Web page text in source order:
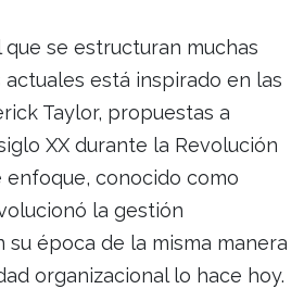
que se estructuran muchas
está inspirado en las
Taylor, propuestas a
XX durante la Revolución
enfoque, conocido como
la gestión
su época de la misma manera
organizacional lo hace hoy.